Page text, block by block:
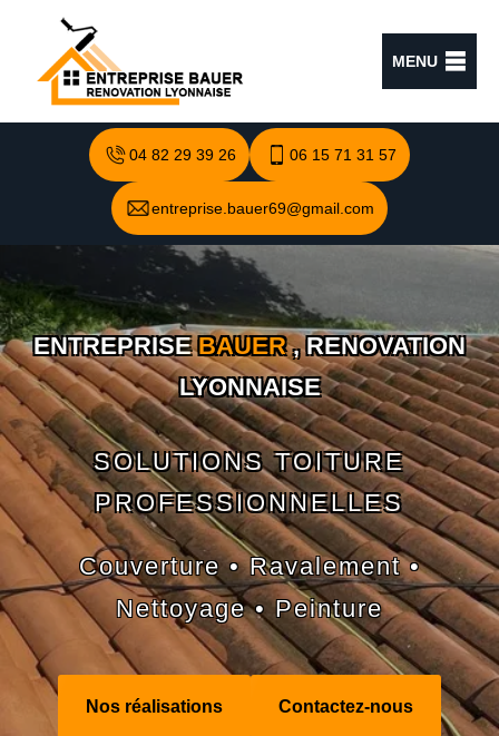
MENU
04 82 29 39 26 06 15 71 31 57
entreprise.bauer69@gmail.com
ENTREPRISEBAUER, RENOVATION
LYONNAISE
SOLUTIONS TOITURE
PROFESSIONNELLES
Couverture • Ravalement •
Nettoyage • Peinture
Nos réalisations Contactez-nous